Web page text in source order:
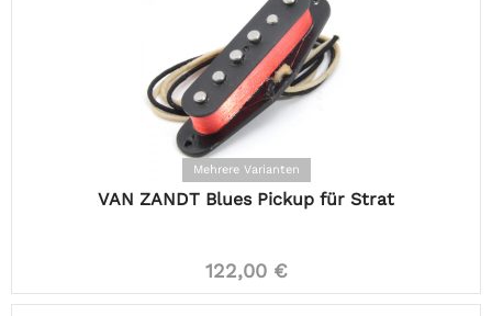
Mehrere Varianten
VAN ZANDT Blues Pickup für Strat
122,00 €